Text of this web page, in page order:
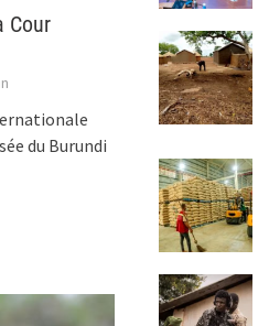
Cour
du Burundi